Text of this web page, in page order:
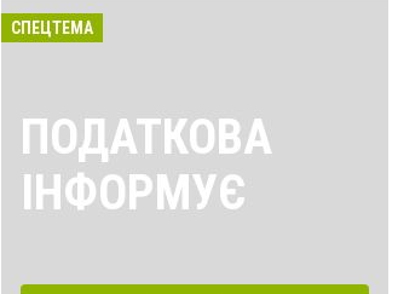
СПЕЦТЕМА
ПОДАТКОВА
ІНФОРМУЄ